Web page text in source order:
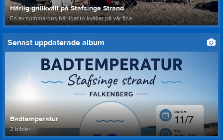
Härlig grillkväll på Stafsinge Strand
En av sommarens härligaste kvällar på vår fina ...
Senast uppdaterade album
Badtemperatur
2 bilder